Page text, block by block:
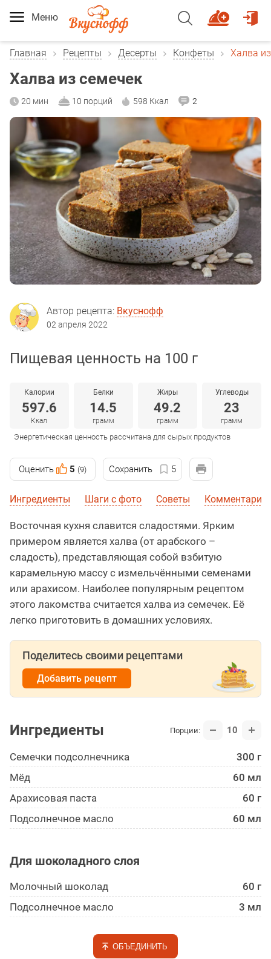
Меню
Главная Рецепты Десерты Конфеты Халва
Халва из семечек
20 мин 10 порций 598 Ккал 2
Автор рецепта: Вкуснофф
02 апреля 2022
Пищевая ценность на 100 г
Калории
597.6
Ккал
Белки
14.5
грамм
Жиры
49.2
грамм
Углеводы
23
грамм
Энергетическая ценность рассчитана для сырых продуктов
Оценить 5 (9) Сохранить 5
Ингредиенты Шаги с фото Советы Комментарии
Восточная кухня славится сладостями. Ярким
примером является халва (от арабского –
сладость), представляющая собой взбитую
карамельную массу с измельчёнными семенами
или арахисом. Наиболее популярным рецептом
этого лакомства считается халва из семечек. Её
легко приготовить в домашних условиях.
Поделитесь своими рецептами
Добавить рецепт
Ингредиенты Порции: 10
Семечки подсолнечника
300 г
Мёд
60 мл
Арахисовая паста
60 г
Подсолнечное масло
60 мл
Для шоколадного слоя
Молочный шоколад
60 г
Подсолнечное масло
3 мл
ОБЪЕДИНИТЬ